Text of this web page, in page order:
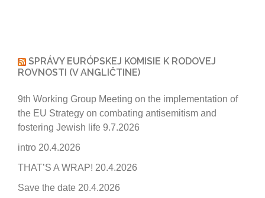
SPRÁVY EURÓPSKEJ KOMISIE K RODOVEJ
ROVNOSTI (V ANGLIČTINE)
9th Working Group Meeting on the implementation of
the EU Strategy on combating antisemitism and
fostering Jewish life 9.7.2026
intro 20.4.2026
THAT’S A WRAP! 20.4.2026
Save the date 20.4.2026